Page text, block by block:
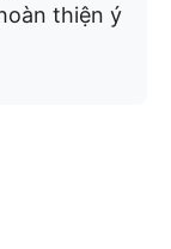
thiện ý